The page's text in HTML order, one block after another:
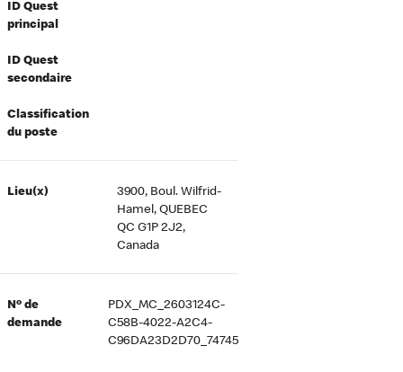
ID Quest
principal
ID Quest
secondaire
Classification
du poste
Lieu(x)
3900, Boul. Wilfrid-
Hamel, QUEBEC
QC G1P 2J2,
Canada
Nº de
demande
PDX_MC_2603124C-
C58B-4022-A2C4-
C96DA23D2D70_74745